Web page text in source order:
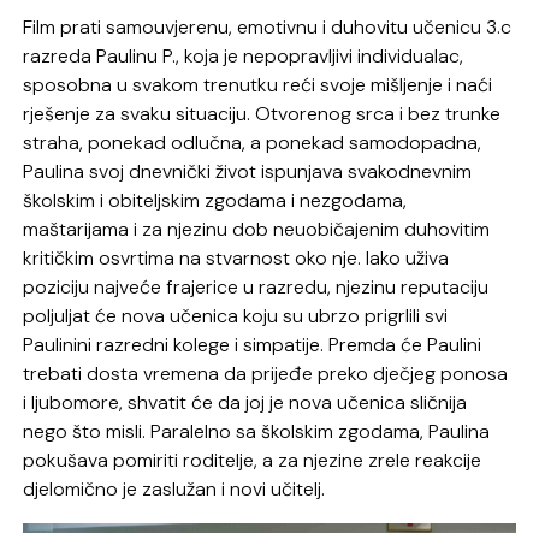
Film prati samouvjerenu, emotivnu i duhovitu učenicu 3.c
razreda Paulinu P., koja je nepopravljivi individualac,
sposobna u svakom trenutku reći svoje mišljenje i naći
rješenje za svaku situaciju. Otvorenog srca i bez trunke
straha, ponekad odlučna, a ponekad samodopadna,
Paulina svoj dnevnički život ispunjava svakodnevnim
školskim i obiteljskim zgodama i nezgodama,
maštarijama i za njezinu dob neuobičajenim duhovitim
kritičkim osvrtima na stvarnost oko nje. Iako uživa
poziciju najveće frajerice u razredu, njezinu reputaciju
poljuljat će nova učenica koju su ubrzo prigrlili svi
Paulinini razredni kolege i simpatije. Premda će Paulini
trebati dosta vremena da prijeđe preko dječjeg ponosa
i ljubomore, shvatit će da joj je nova učenica sličnija
nego što misli. Paralelno sa školskim zgodama, Paulina
pokušava pomiriti roditelje, a za njezine zrele reakcije
djelomično je zaslužan i novi učitelj.